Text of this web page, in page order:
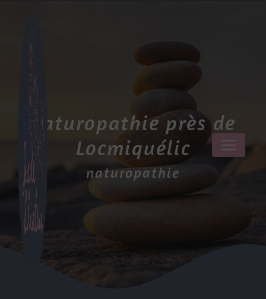
naturopathie près de
Locmiquélic
naturopathie